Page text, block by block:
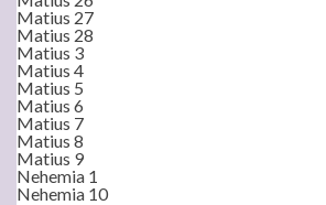
Matius 27
Matius 28
Matius 3
Matius 4
Matius 5
Matius 6
Matius 7
Matius 8
Matius 9
Nehemia 1
Nehemia 10